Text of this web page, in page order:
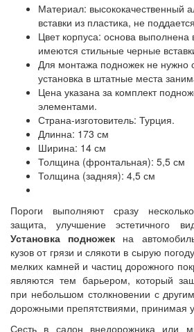
Материал: высококачественный
вставки из пластика, не
Цвет корпуса: основа выполнена
имеются стильные черные
Для монтажа подножек не нужно
установка в штатные места
Цена указана за комплект
элементами.
Страна-изготовитель: Турция.
Длинна: 173 см
Ширина: 14 см
Толщина (фронтальная): 5,5 см
Толщина (задняя): 4,5 см
Пороги выполняют сразу
защита, улучшение эстетичного
Установка подножек на
кузов от грязи и слякоти в сырую
мелких камней и частиц дорожного
являются тем барьером, который
при небольшом столкновении с
дорожными препятствиями, принимая
Сесть в салон внедорожника или